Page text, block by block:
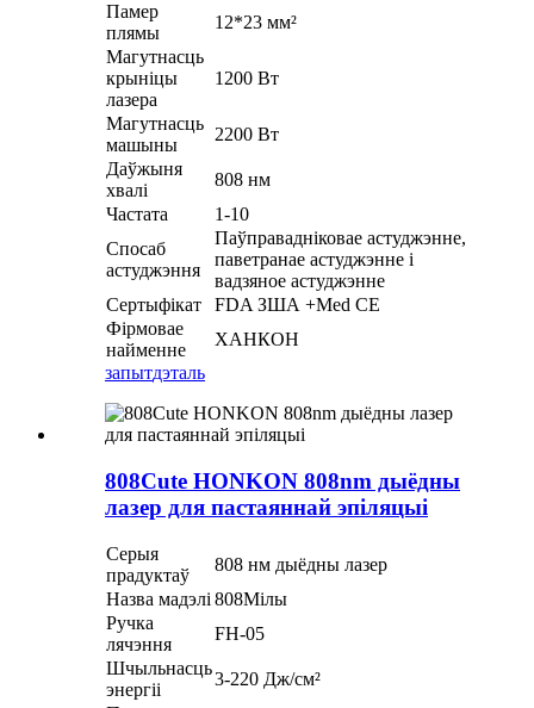
Памер
плямы
12*23 мм²
Магутнасць
крыніцы
лазера
1200 Вт
Магутнасць
машыны
2200 Вт
Даўжыня
хвалі
808 нм
Частата
1-10
Спосаб
астуджэння
Паўправадніковае астуджэнне,
паветранае астуджэнне і
вадзяное астуджэнне
Сертыфікат
FDA ЗША +Med CE
Фірмовае
найменне
ХАНКОН
запытдэталь
808Cute HONKON 808nm дыёдны
лазер для пастаяннай эпіляцыі
Серыя
прадуктаў
808 нм дыёдны лазер
Назва мадэлі808Мілы
Ручка
лячэння
FH-05
Шчыльнасць
энергіі
3-220 Дж/см²